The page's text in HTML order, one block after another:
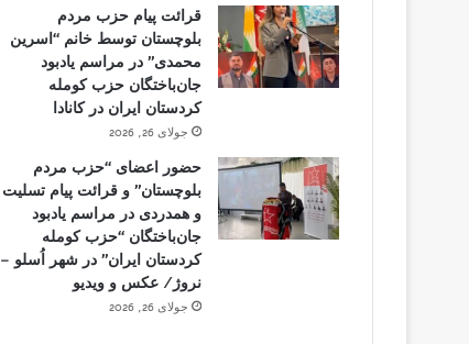
قرائت پیام حزب مردم
بلوچستان توسط خانم “اسرین
محمدی” در مراسم یادبود
جان‌باختگان حزب کومله
کردستان ایران در کانادا
جولای 26, 2026
حضور اعضای “حزب مردم
بلوچستان” و قرائت پیام تسلیت
و همدردی در مراسم یادبود
جان‌باختگان “حزب کومله
کردستان ایران” در شهر اُسلو –
نروژ/ عکس و ویدیو
جولای 26, 2026